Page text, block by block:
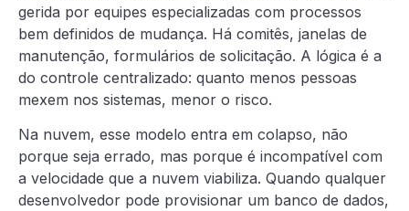
gerida por equipes especializadas com processos
bem definidos de mudança. Há comitês, janelas de
manutenção, formulários de solicitação. A lógica é a
do controle centralizado: quanto menos pessoas
mexem nos sistemas, menor o risco.
Na nuvem, esse modelo entra em colapso, não
porque seja errado, mas porque é incompatível com
a velocidade que a nuvem viabiliza. Quando qualquer
desenvolvedor pode provisionar um banco de dados,